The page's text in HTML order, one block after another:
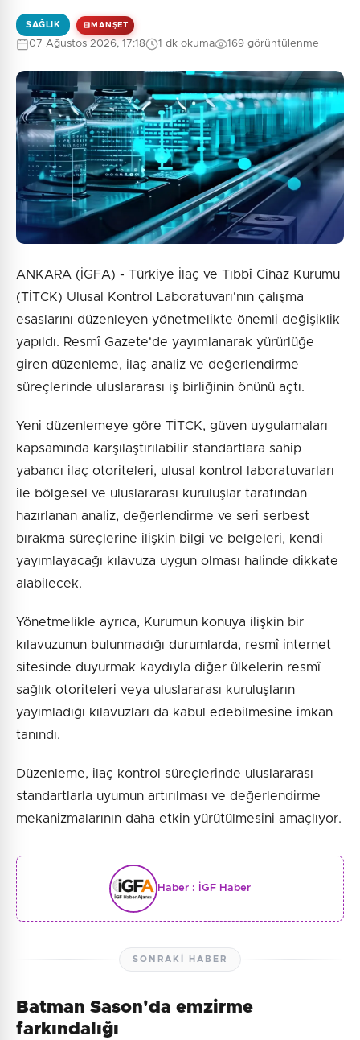
SAĞLIK MANŞET
07 Ağustos 2026, 17:18 1 dk okuma 169 görüntülenme
ANKARA (İGFA) - Türkiye İlaç ve Tıbbî Cihaz Kurumu
(TİTCK) Ulusal Kontrol Laboratuvarı'nın çalışma
esaslarını düzenleyen yönetmelikte önemli değişiklik
yapıldı. Resmî Gazete'de yayımlanarak yürürlüğe
giren düzenleme, ilaç analiz ve değerlendirme
süreçlerinde uluslararası iş birliğinin önünü açtı.
Yeni düzenlemeye göre TİTCK, güven uygulamaları
kapsamında karşılaştırılabilir standartlara sahip
yabancı ilaç otoriteleri, ulusal kontrol laboratuvarları
ile bölgesel ve uluslararası kuruluşlar tarafından
hazırlanan analiz, değerlendirme ve seri serbest
bırakma süreçlerine ilişkin bilgi ve belgeleri, kendi
yayımlayacağı kılavuza uygun olması halinde dikkate
alabilecek.
Yönetmelikle ayrıca, Kurumun konuya ilişkin bir
kılavuzunun bulunmadığı durumlarda, resmî internet
sitesinde duyurmak kaydıyla diğer ülkelerin resmî
sağlık otoriteleri veya uluslararası kuruluşların
yayımladığı kılavuzları da kabul edebilmesine imkan
tanındı.
Düzenleme, ilaç kontrol süreçlerinde uluslararası
standartlarla uyumun artırılması ve değerlendirme
mekanizmalarının daha etkin yürütülmesini amaçlıyor.
Haber : İGF Haber
SONRAKI HABER
Batman Sason'da emzirme
farkındalığı